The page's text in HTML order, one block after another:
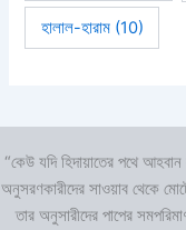
হালাল-হারাম(10)
“কেউ যদি হিদায়াতের পথে
অনুসরণকারীদের সাওয়াব থেকে
তার অনুসারীদের পাপের